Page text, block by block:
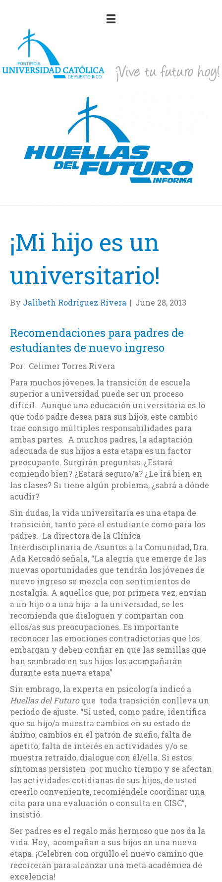
¡Mi hijo es un
universitario!
By Jalibeth Rodríguez Rivera | June 28, 2013
Recomendaciones para padres de
estudiantes de nuevo ingreso
Por: Celimer Torres Rivera
Para muchos jóvenes, la transición de escuela
superior a universidad puede ser un proceso
difícil. Aunque una educación universitaria es lo
que todo padre desea para sus hijos, este cambio
trae consigo múltiples responsabilidades para
ambas partes. A muchos padres, la adaptación
adecuada de sus hijos a esta etapa es un factor
preocupante. Surgirán preguntas: ¿Estará
comiendo bien? ¿Estará seguro/a? ¿Le irá bien en
las clases? Si tiene algún problema, ¿sabrá a dónde
acudir?
Sin dudas, la vida universitaria es una etapa de
transición, tanto para el estudiante como para los
padres. La directora de la Clínica
Interdisciplinaria de Asuntos a la Comunidad, Dra.
Ada Kercadó señala, “La alegría que emerge de las
nuevas oportunidades que tendrán los jóvenes de
nuevo ingreso se mezcla con sentimientos de
nostalgia. A aquellos que, por primera vez, envían
a un hijo o a una hija a la universidad, se les
recomienda que dialoguen y compartan con
ellos/as sus preocupaciones. Es importante
reconocer las emociones contradictorias que los
embargan y deben confiar en que las semillas que
han sembrado en sus hijos los acompañarán
durante esta nueva etapa”
Sin embrago, la experta en psicología indicó a
Huellas del Futuroque toda transición conlleva un
período de ajuste. “Si usted, como padre, identifica
que su hijo/a muestra cambios en su estado de
ánimo, cambios en el patrón de sueño, falta de
apetito, falta de interés en actividades y/o se
muestra retraído, dialogue con él/ella. Si estos
síntomas persisten por mucho tiempo y se afectan
las actividades cotidianas de sus hijos, de usted
creerlo conveniente, recomiéndele coordinar una
cita para una evaluación o consulta en CISC”,
insistió.
Ser padres es el regalo más hermoso que nos da la
vida. Hoy, acompañan a sus hijos en una nueva
etapa. ¡Celebren con orgullo el nuevo camino que
recorrerán para alcanzar una meta académica de
excelencia!